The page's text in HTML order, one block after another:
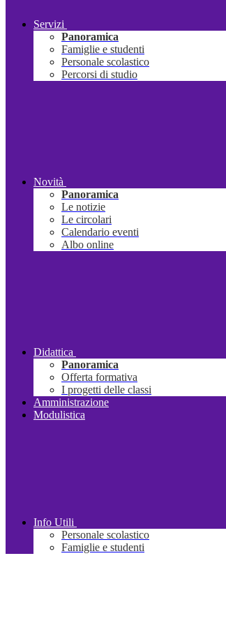
Servizi
Panoramica
Famiglie e studenti
Personale scolastico
Percorsi di studio
Novità
Panoramica
Le notizie
Le circolari
Calendario eventi
Albo online
Didattica
Panoramica
Offerta formativa
I progetti delle classi
Amministrazione
Modulistica
Info Utili
Personale scolastico
Famiglie e studenti